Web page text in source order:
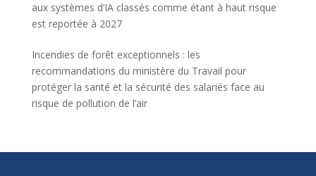
aux systèmes d’IA classés comme étant à haut risque
est reportée à 2027
Incendies de forêt exceptionnels : les
recommandations du ministère du Travail pour
protéger la santé et la sécurité des salariés face au
risque de pollution de l’air